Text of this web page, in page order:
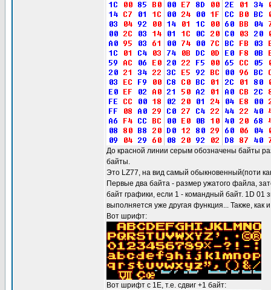
До красной линии серым обозначены байты
байты.
Это LZ77, на вид самый обыкновенный(поти
Первые два байта - размер ужатого файла,
байт графики, если 1 - командный байт. 1D 01
выполняется уже другая функция... Также, как
Вот шрифт:
Вот шрифт с 1E, т.е. сдвиг +1 байт: